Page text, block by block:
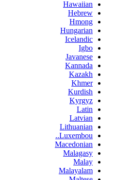
Hawaiian
Hebrew
Hmong
Hungarian
Icelandic
Igbo
Javanese
Kannada
Kazakh
Khmer
Kurdish
Kyrgyz
Latin
Latvian
Lithuanian
Luxembou..
Macedonian
Malagasy
Malay
Malayalam